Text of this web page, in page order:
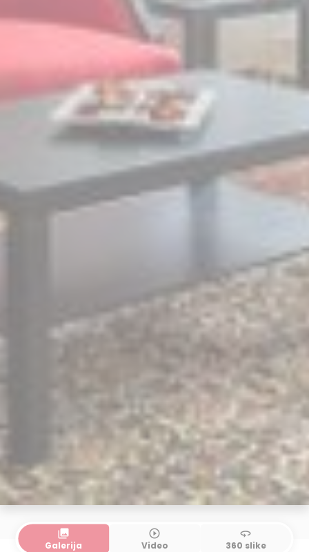
collections
Galerija
play_circle_outline
Video
360
360 slike